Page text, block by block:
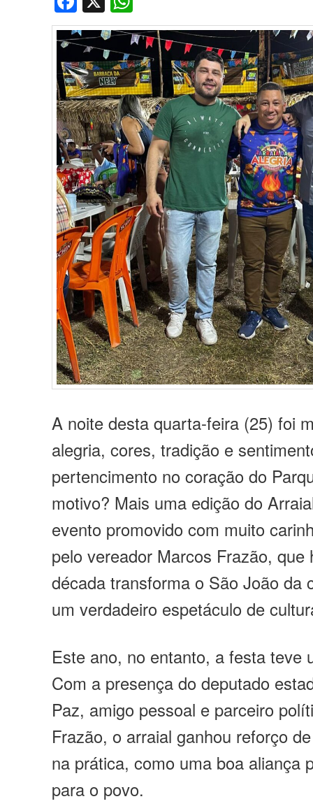
A noite desta quarta-feira (25) foi
alegria, cores, tradição e
pertencimento no coração do
motivo? Mais uma edição do
evento promovido com muito
pelo vereador Marcos Frazão, que
década transforma o São João da
um verdadeiro espetáculo de
Este ano, no entanto, a festa teve
Com a presença do deputado
Paz, amigo pessoal e parceiro
Frazão, o arraial ganhou reforço
na prática, como uma boa aliança
para o povo.